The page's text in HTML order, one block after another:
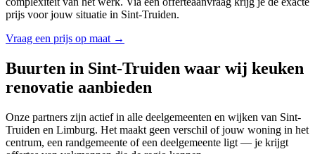
prijs voor jouw situatie in Sint-Truiden.
Vraag een prijs op maat →
Buurten in Sint-Truiden waar wij keuken
renovatie aanbieden
Onze partners zijn actief in alle deelgemeenten en wijken van Sint-
Truiden en Limburg. Het maakt geen verschil of jouw woning in het
centrum, een randgemeente of een deelgemeente ligt — je krijgt